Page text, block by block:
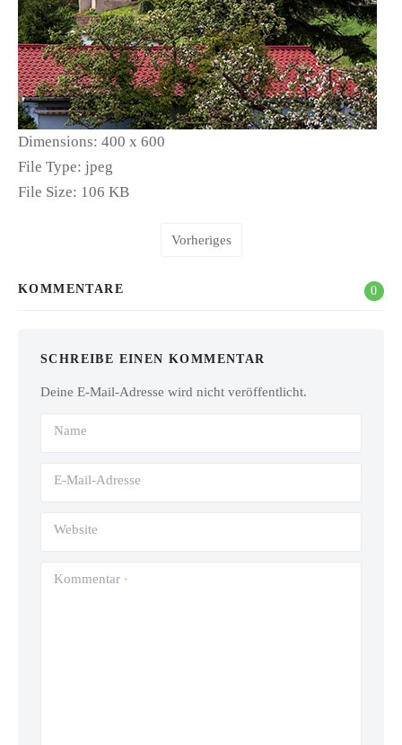
Dimensions: 400 x 600
File Type: jpeg
File Size: 106 KB
Vorheriges
KOMMENTARE 0
SCHREIBE EINEN KOMMENTAR
Deine E-Mail-Adresse wird nicht veröffentlicht.
Name
E-Mail-Adresse
Website
Kommentar *